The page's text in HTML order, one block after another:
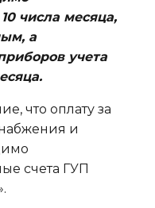
числа месяца,
а
учета
что оплату за
и
счета ГУП